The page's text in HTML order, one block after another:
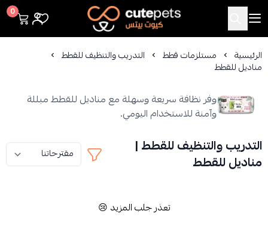
Cutepets
0
الرئيسية مستلزمات قطط التدريب والتنظيف للقطط
مناديل للقطط
وفر نظافة سريعة وسهلة مع مناديل للقطط مبللة
وآمنة للاستخدام اليومي.
التدريب والتنظيف للقطط |
مناديل للقطط
تعذر جلب المزيد 😢